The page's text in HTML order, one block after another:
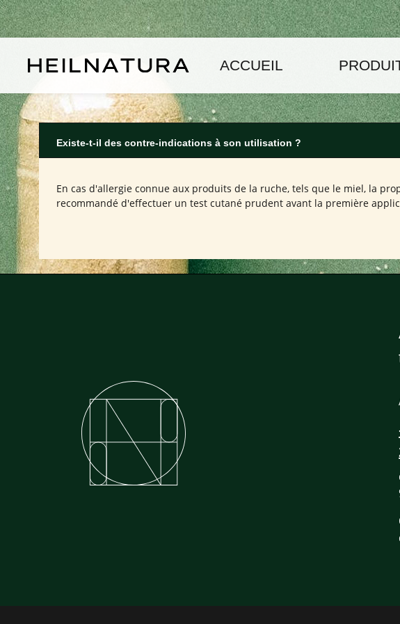
au contenu principal
Passer à la navigation principale
ACCUEIL
Existe-t-il des contre-indications à son utilisation ?
En cas d'allergie connue aux produits de la ruche, tels que le miel, la
recommandé d'effectuer un test cutané prudent avant la première